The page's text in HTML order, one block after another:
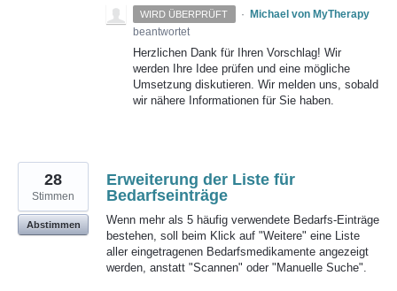
WIRD ÜBERPRÜFT ·
Michael von MyTherapy
beantwortet
Herzlichen Dank für Ihren Vorschlag! Wir
werden Ihre Idee prüfen und eine mögliche
Umsetzung diskutieren. Wir melden uns, sobald
wir nähere Informationen für Sie haben.
Erweiterung der Liste für
Bedarfseinträge
Wenn mehr als 5 häufig verwendete Bedarfs-Einträge
bestehen, soll beim Klick auf "Weitere" eine Liste
aller eingetragenen Bedarfsmedikamente angezeigt
werden, anstatt "Scannen" oder "Manuelle Suche".
28
Stimmen
Abstimmen